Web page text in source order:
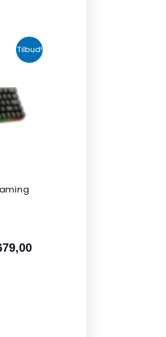
Tilbud!
Den
aktuelle